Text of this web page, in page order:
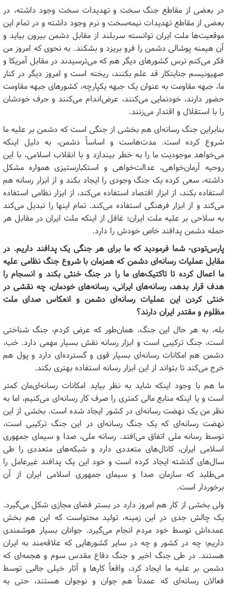
در بعضی از مقاطع جنگ سخت و تهدیدات سخت وجود داشته، در
بعضی از مقاطع تهدیدات نیمه‌سخت و نرم وجود داشته و در تمام این
موقعیت‌ها ملت ایران توانسته سربلند از مقابل دشمن بیرون بیاید و
آن هیمنه پوشالی دشمن را فرو بریزد و بشکند. به نحوی که امروز من
فکر می‌کنم ترس کشورهای دیگر هم که می‌ترسیدند در مقابل آمریکا و
صهیونیسم جنایتکار قد علم بکنند، ریخته است و امروز دیگر در کنار
ما، جبهه مقاومت به عنوان یک جبهه یکپارچه، کشورهای جبهه مقاومت
حضور دارند، خودنمایی می‌کنند، عرض‌اندام می‌کنند و حرف خودشان
را با استقلال و اقتدار می‌زنند.
بنابراین جنگ رسانه‌ای هم بخشی از جنگی است که دشمن بر علیه ما
شروع کرده است. مدت‌هاست و اساساً دشمن، به دلیل اینکه
می‌خواهد موجودیت ما را به خطر بیندازد و با انقلاب اسلامی، با این
روحیه آرمان‌خواهی، عدالت‌خواهی و استکبارستیزی همواره مشکل
داشته، سعی کرده یک جنگ وجودی را ایجاد بکند و از ابزار رسانه هم
استفاده بکند، از ابزار اقتصاد استفاده می‌کند، از ابزار نظامی استفاده
می‌کند و از ابزار فرهنگی استفاده می‌کند. تمام اینها را تبدیل می‌کند
به سلاحی بر علیه ملت ایران؛ غافل از اینکه ملت ایران در مقابل هر
حمله دشمن پدافند خاص خودش را دارد.
پارس‌تودی- شما فرمودید که ما برای هر جنگی یک پدافند داریم. در
مقابل عملیات رسانه‌ای دشمن که همزمان با شروع جنگ نظامی علیه
ما اعمال کرده تا تاکتیک‌های ما را در جنگ خنثی بکند و انسجام را
هدف قرار بدهد، رسانه‌های ایرانی، رسانه‌های خودمان، چه نقشی در
خنثی کردن این عملیات رسانه‌ای دشمن و انعکاس صدای ملت
مظلوم و مقتدر ایران دارند؟
بله، به هر حال این جنگ، همان‌طور که عرض کردم، جنگ شناختی
است، جنگ ترکیبی است و ابزار رسانه نقش بسیار مهمی دارد. خب،
دشمن هم امکانات رسانه‌ای بسیار قوی و گسترده‌ای دارد و پول هم
خرج می‌کند تا بتواند از این ابزار رسانه استفاده بهتری بکند.
ما هم با وجود اینکه شاید به نظر بیاید امکانات رسانه‌ای‌مان کمتر
است و یا اینکه منابع مالی کمتری را صرف کار رسانه‌ای می‌کنیم، اما به
نظر من یک نهضت رسانه‌ای در کشور ایجاد شده است. بخشی از این
نهضت رسانه‌ای که یک جنگ رسانه‌ای در این جنگ ترکیبی است،
توسط رسانه ملی اتفاق می‌افتد. رسانه ملی، صدا و سیمای جمهوری
اسلامی ایران، کانال‌های متعددی دارد و شبکه‌های متعددی را طی
سال‌های گذشته ایجاد کرده است و خود این یک پدافند غیرعامل را
می‌طلبد که سازمان صدا و سیمای جمهوری اسلامی ایران از آن
برخوردار است.
ولی بخشی از کار هم امروز دارد در بستر فضای مجازی شکل می‌گیرد.
یک چالش جدی در این زمینه، تولید محتواست که این هم بخش
عمده‌اش توسط خود مردم انجام می‌گیرد. جوانان بسیار هوشمندی
داریم؛ چه در کشور و چه در سایر کشورهایی که علاقه‌مند به ایران
هستند. در طی جنگ اخیر و جنگ دفاع مقدس سوم و هجمه‌ای که
دشمن بر علیه ما ایجاد کرد، واقعاً کارها و آثار خیلی جالبی توسط
فعالان رسانه‌ای که عمدتاً هم جوان و نوجوان هستند، حتی به